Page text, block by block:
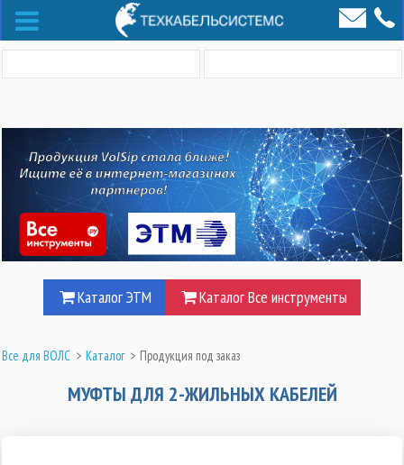
Каталог ЭТМ Каталог Все инструменты
Все для ВОЛС > Каталог > Продукция под заказ
МУФТЫ ДЛЯ 2-ЖИЛЬНЫХ КАБЕЛЕЙ